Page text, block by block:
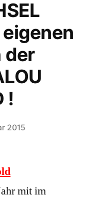
der
!
2015
mit im